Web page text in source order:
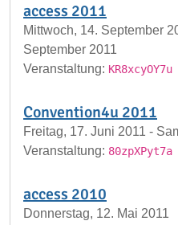
access 2011
Mittwoch, 14. September
September 2011
Veranstaltung: KR8xcyOY7u
Convention4u 2011
Freitag, 17. Juni 2011 -
Veranstaltung: 80zpXPyt7a
access 2010
Donnerstag, 12. Mai 2011